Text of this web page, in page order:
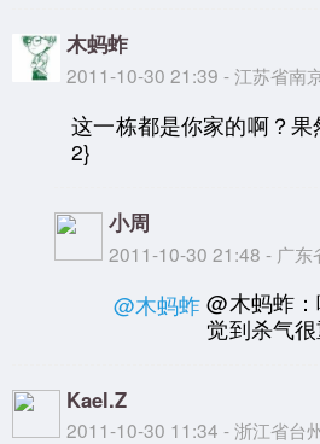
木蚂蚱
2011-10-30 21:39 - 江苏省南
这一栋都是你家的啊？
2}
小周
2011-10-30 21:48 - 广东
@木蚂蚱 @木蚂蚱
觉到杀气
Kael.Z
2011-10-30 11:34 - 浙江省台